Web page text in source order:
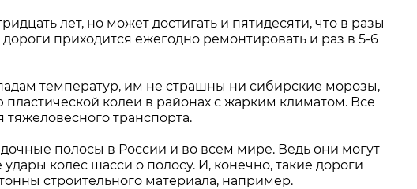
лет, но может достигать и пятидесяти, что в разы
приходится ежегодно ремонтировать и раз в 5-6
температур, им не страшны ни сибирские морозы,
колеи в районах с жарким климатом. Все
тяжеловесного транспорта.
полосы в России и во всем мире. Ведь они могут
колес шасси о полосу. И, конечно, такие дороги
строительного материала, например.